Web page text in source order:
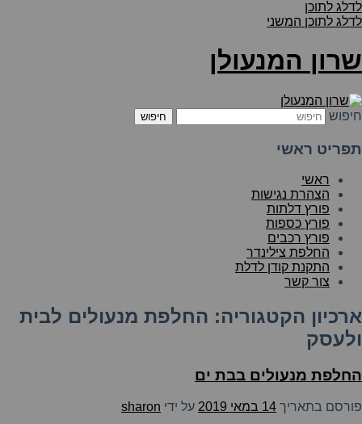
לדלג לתוכן
לדלג לתוכן המשני
שרון המנעולן
חיפוש
תפריט ראשי
ראשי
הצהרת נגישות
פורץ דלתות
פורץ כספות
פורץ רכבים
החלפת צילינדר
התקנת קודן לדלת
צור קשר
ארכיון הקטגוריה: החלפת מנעולים לבית
ולעסק
החלפת מנעולים בבת ים
פורסם בתאריך 14 במאי 2019 על ידי sharon